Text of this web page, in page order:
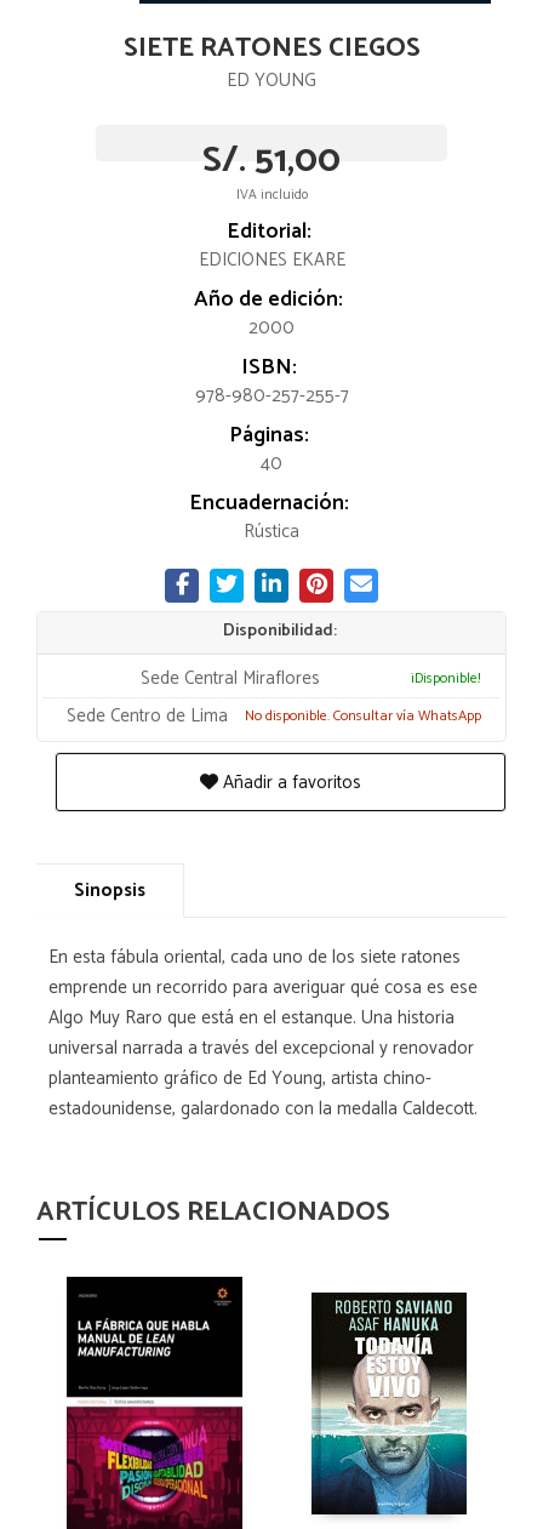
SIETE RATONES CIEGOS
ED YOUNG
S/. 51,00
IVA incluido
Editorial:
EDICIONES EKARE
Año de edición:
2000
ISBN:
978-980-257-255-7
Páginas:
40
Encuadernación:
Rústica
Disponibilidad:
Sede Central Miraflores ¡Disponible!
Sede Centro de Lima No disponible. Consultar vía WhatsApp
Añadir a favoritos
Sinopsis
En esta fábula oriental, cada uno de los siete ratones
emprende un recorrido para averiguar qué cosa es ese
Algo Muy Raro que está en el estanque. Una historia
universal narrada a través del excepcional y renovador
planteamiento gráfico de Ed Young, artista chino-
estadounidense, galardonado con la medalla Caldecott.
ARTÍCULOS RELACIONADOS